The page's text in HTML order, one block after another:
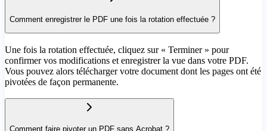
Comment enregistrer le PDF une fois la rotation effectuée ?
Une fois la rotation effectuée, cliquez sur « Terminer » pour
confirmer vos modifications et enregistrer la vue dans votre PDF.
Vous pouvez alors télécharger votre document dont les pages ont été
pivotées de façon permanente.
Comment faire pivoter un PDF sans Acrobat ?